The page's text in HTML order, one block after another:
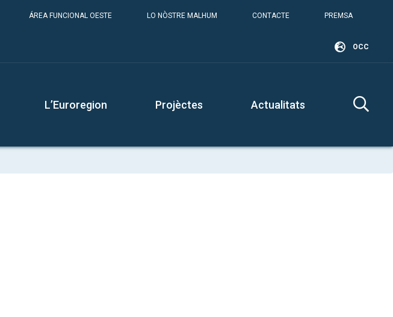
ÁREA FUNCIONAL OESTE LO NÒSTRE MALHUM CONTACTE PREMSA
OCC
L’Euroregion Projèctes Actualitats